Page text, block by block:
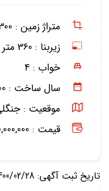
متراژ زمین : 300
زیربنا : 360 متر
خواب : 4
سال ساخت :
موقعیت :
قیمت : 1,000,000,000 تومان /
تاریخ ثبت آگهی: 1400/02/28